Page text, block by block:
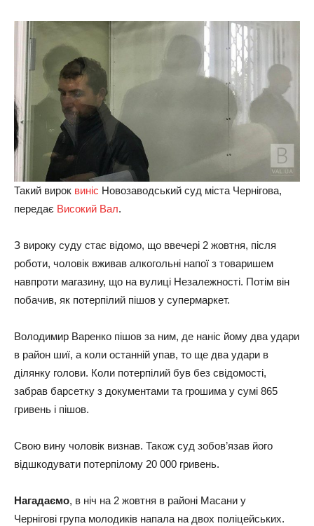
Такий вирок виніс Новозаводський суд міста Чернігова,
передає Високий Вал.
З вироку суду стає відомо, що ввечері 2 жовтня, після
роботи, чоловік вживав алкогольні напої з товаришем
навпроти магазину, що на вулиці Незалежності. Потім він
побачив, як потерпілий пішов у супермаркет.
Володимир Варенко пішов за ним, де наніс йому два удари
в район шиї, а коли останній упав, то ще два удари в
ділянку голови. Коли потерпілий був без свідомості,
забрав барсетку з документами та грошима у сумі 865
гривень і пішов.
Свою вину чоловік визнав. Також суд зобов’язав його
відшкодувати потерпілому 20 000 гривень.
Нагадаємо, в ніч на 2 жовтня в районі Масани у
Чернігові група молодиків напала на двох поліцейських.